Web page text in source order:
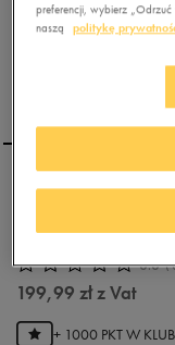
NIKE WMNS
0.0(
199,99 złz Vat
+ 1000 PKT W
preferencji, wybierz
naszą
politykę